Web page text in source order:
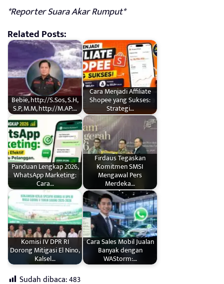
*Reporter Suara Akar Rumput*
Related Posts:
Bebie, http://S.Sos, S.H,
S.P, M.M, http://M.AP:…
Cara Menjadi Affiliate
Shopee yang Sukses:
Strategi…
Panduan Lengkap 2026,
WhatsApp Marketing:
Cara…
Firdaus Tegaskan
Komitmen SMSI
Mengawal Pers
Merdeka…
Komisi IV DPR RI
Dorong Mitigasi El Nino,
Kalsel…
Cara Sales Mobil Jualan
Banyak dengan
WAStorm:…
Sudah dibaca:483